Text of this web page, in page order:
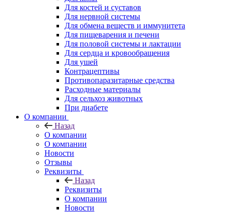
Для костей и суставов
Для нервной системы
Для обмена веществ и иммунитета
Для пищеварения и печени
Для половой системы и лактации
Для сердца и кровообращения
Для ушей
Контрацептивы
Противопаразитарные средства
Расходные материалы
Для сельхоз животных
При диабете
О компании
Назад
О компании
О компании
Новости
Отзывы
Реквизиты
Назад
Реквизиты
О компании
Новости